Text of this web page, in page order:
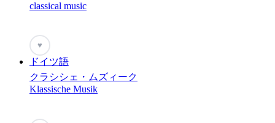
classical music
♥
ドイツ語
クラシシェ・ムズィーク
Klassische Musik